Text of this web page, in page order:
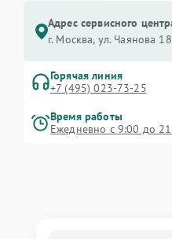
Адрес сервисного
г. Москва, ул. Чаянова 18
Горячая линия
+7 (495) 023-73-25
Время работы
Ежедневно с 9:00 до